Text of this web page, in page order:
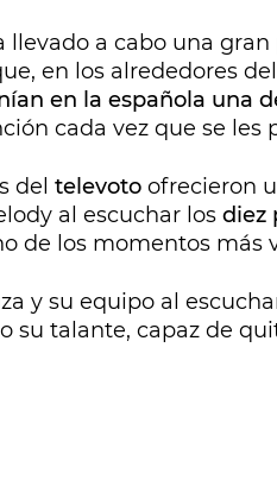
llevado a cabo una
en los alrededores
en la española una
cada vez que se les
del televoto ofrecieron
al escuchar los diez
de los momentos más
y su equipo al
su talante, capaz de